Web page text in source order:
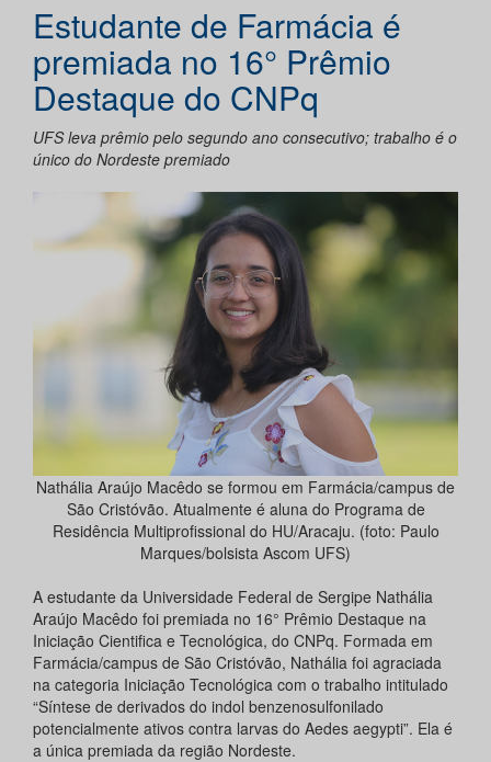
Estudante de Farmácia é
premiada no 16° Prêmio
Destaque do CNPq
UFS leva prêmio pelo segundo ano consecutivo; trabalho é o
único do Nordeste premiado
Nathália Araújo Macêdo se formou em Farmácia/campus de
São Cristóvão. Atualmente é aluna do Programa de
Residência Multiprofissional do HU/Aracaju. (foto: Paulo
Marques/bolsista Ascom UFS)
A estudante da Universidade Federal de Sergipe Nathália
Araújo Macêdo foi premiada no 16° Prêmio Destaque na
Iniciação Cientifica e Tecnológica, do CNPq. Formada em
Farmácia/campus de São Cristóvão, Nathália foi agraciada
na categoria Iniciação Tecnológica com o trabalho intitulado
“Síntese de derivados do indol benzenosulfonilado
potencialmente ativos contra larvas do Aedes aegypti”. Ela é
a única premiada da região Nordeste.